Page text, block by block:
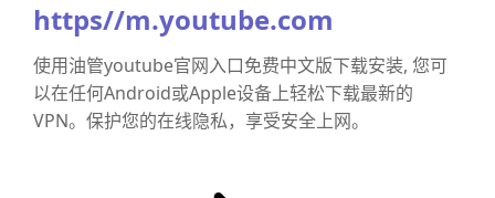
https//m.youtube.com
使用油管youtube官网入口免费中文版下载安装, 您可
以在任何Android或Apple设备上轻松下载最新的
VPN。保护您的在线隐私，享受安全上网。